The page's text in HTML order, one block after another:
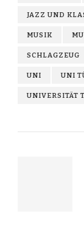
JAZZ UND
MUSIK
SCHLAGZEUG
UNI UNI
UNIVERSITÄT